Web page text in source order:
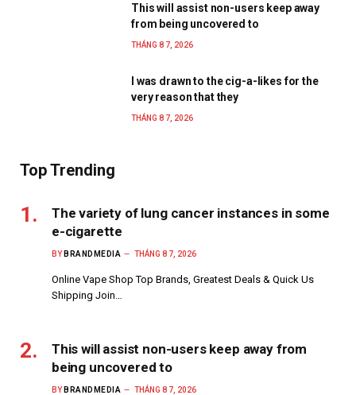
This will assist non-users keep away
from being uncovered to
THÁNG 8 7, 2026
I was drawn to the cig-a-likes for the
very reason that they
THÁNG 8 7, 2026
Top Trending
The variety of lung cancer instances in some
e-cigarette
BY BRANDMEDIA THÁNG 8 7, 2026
Online Vape Shop Top Brands, Greatest Deals & Quick Us
Shipping Join…
This will assist non-users keep away from
being uncovered to
BY BRANDMEDIA THÁNG 8 7, 2026